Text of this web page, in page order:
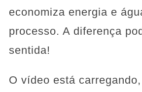
economiza energia e
processo. A diferença
sentida!
O vídeo está